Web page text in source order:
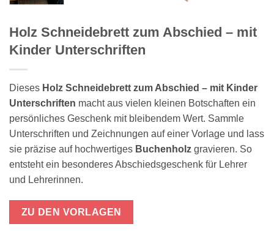
Holz Schneidebrett zum Abschied – mit
Kinder Unterschriften
Dieses Holz Schneidebrett zum Abschied – mit Kinder
Unterschriften macht aus vielen kleinen Botschaften ein
persönliches Geschenk mit bleibendem Wert. Sammle
Unterschriften und Zeichnungen auf einer Vorlage und lass
sie präzise auf hochwertiges Buchenholz gravieren. So
entsteht ein besonderes Abschiedsgeschenk für Lehrer
und Lehrerinnen.
ZU DEN VORLAGEN